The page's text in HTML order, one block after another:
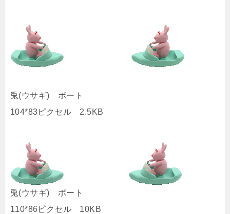
兎(ウサギ) ボート
104*83ピクセル 2.5KB
兎(ウサギ) ボート
110*86ピクセル 10KB